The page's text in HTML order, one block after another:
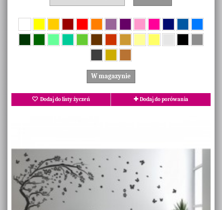
W magazynie
Dodaj do listy życzeń Dodaj do porówania